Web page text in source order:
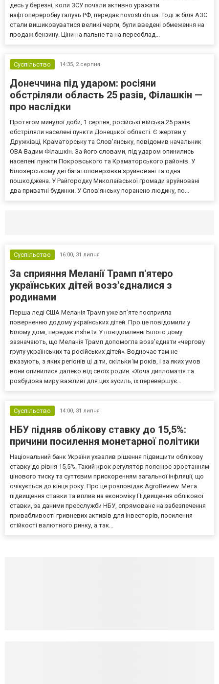
десь у березні, коли ЗСУ почали активно уражати
нафтопереробну галузь РФ, передає novosti.dn.ua. Тоді ж біля АЗС
стали вишиковуватися великі черги, були введені обмеження на
продаж бензину. Ціни на пальне та на переоблад...
Суспільство 14:35, 2 серпня
Донеччина під ударом: росіяни
обстріляли область 25 разів, Філашкін —
про наслідки
Протягом минулої доби, 1 серпня, російські війська 25 разів
обстріляли населені пункти Донецької області. Є жертви у
Дружківці, Краматорську та Слов’янську, повідомив начальник
ОВА Вадим Філашкін. За його словами, під ударом опинились
населені пункти Покровського та Краматорського районів. У
Білозерському дві багатоповерхівки зруйновані та одна
пошкоджена. У Райгородку Миколаївської громади зруйновані
два приватні будинки. У Слов’янську поранено людину, по...
Суспільство 16:00, 31 липня
За сприяння Меланії Трамп п'ятеро
українських дітей возз'єдналися з
родинами
Перша леді США Меланія Трамп уже впʼяте посприяла
поверненню додому українських дітей. Про це повідомили у
Білому домі, передає inshe.tv. У повідомленні Білого дому
зазначають, що Меланія Трамп допомогла возз’єднати «чергову
групу українських та російських дітей». Водночас там не
вказують, з яких регіонів ці діти, скільки їм років, і за яких умов
вони опинилися далеко від своїх родин. «Хоча дипломатія та
розбудова миру важливі для цих зусиль, їх перевершує...
Суспільство 14:00, 31 липня
НБУ підняв облікову ставку до 15,5%:
причини посилення монетарної політики
Національний банк України ухвалив рішення підвищити облікову
ставку до рівня 15,5%. Такий крок регулятор пояснює зростанням
цінового тиску та суттєвим прискоренням загальної інфляції, що
очікується до кінця року. Про це розповідає AgroReview. Мета
підвищення ставки та вплив на економіку Підвищення облікової
ставки, за даними пресслужби НБУ, спрямоване на забезпечення
привабливості гривневих активів для інвесторів, посилення
стійкості валютного ринку, а так...